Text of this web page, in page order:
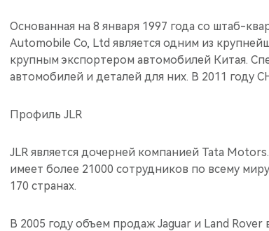
Основанная на 8 января 1997 года со штаб-
Automobile Co, Ltd является одним из
крупным экспортером автомобилей Китая.
автомобилей и деталей для них. В 2011 году
Профиль JLR
JLR является дочерней компанией Tata
имеет более 21000 сотрудников по всему
170 странах.
В 2005 году объем продаж Jaguar и Land